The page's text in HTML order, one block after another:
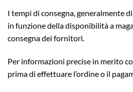
I tempi di consegna, generalmente
in funzione della disponibilità a
consegna dei fornitori.
Per informazioni precise in merito
prima di effettuare l’ordine o il